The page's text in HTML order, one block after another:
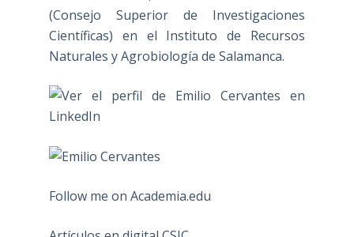
(Consejo Superior de Investigaciones
Científicas) en el Instituto de Recursos
Naturales y Agrobiología de Salamanca.
Follow me on Academia.edu